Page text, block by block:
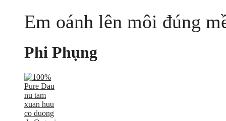
Em oánh lên môi đúng
Phi Phụng